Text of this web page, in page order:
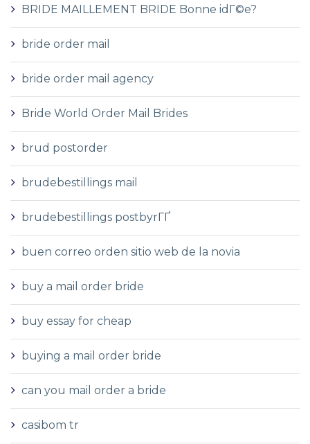
BRIDE MAILLEMENT BRIDE Bonne idГ©e?
bride order mail
bride order mail agency
Bride World Order Mail Brides
brud postorder
brudebestillings mail
brudebestillings postbyrГҐ
buen correo orden sitio web de la novia
buy a mail order bride
buy essay for cheap
buying a mail order bride
can you mail order a bride
casibom tr